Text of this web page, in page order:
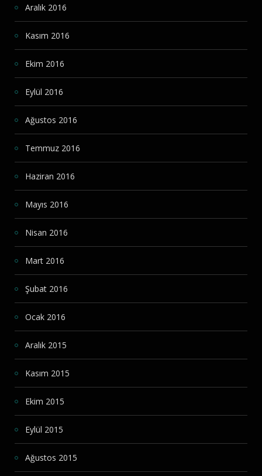
Aralık 2016
Kasım 2016
Ekim 2016
Eylül 2016
Ağustos 2016
Temmuz 2016
Haziran 2016
Mayıs 2016
Nisan 2016
Mart 2016
Şubat 2016
Ocak 2016
Aralık 2015
Kasım 2015
Ekim 2015
Eylül 2015
Ağustos 2015